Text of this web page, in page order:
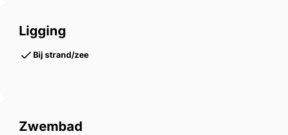
Istrische villa. Vraag vandaag nog de volledige
eerste stap naar jouw exclusieve vakantiewoning.
Ligging
Bij strand/zee
Zwembad